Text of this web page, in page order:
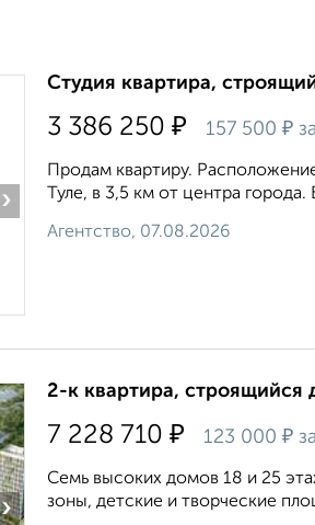
›
Студия квартира,
3 386 250 ₽ 157 500 ₽
Продам квартиру.
Туле, в 3,5 км от центра
Агентство, 07.08.2026
›
2-к квартира, строящийся
7 228 710 ₽ 123 000 ₽
Семь высоких домов 18 и 25
зоны, детские и творческие